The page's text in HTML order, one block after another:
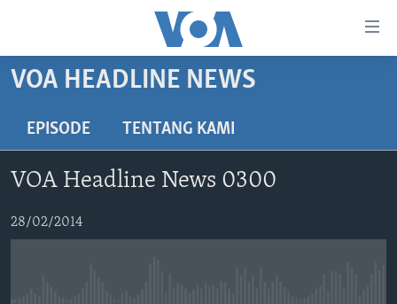
Akses
Utama
Lanjut
Navigasi
DUNIA
POLYGRAPH
DAFTAR PROGRAM
VOA HEADLINE NEWS
EPISODE TENTANG KAMI
VOA Headline News 0300
28/02/2014